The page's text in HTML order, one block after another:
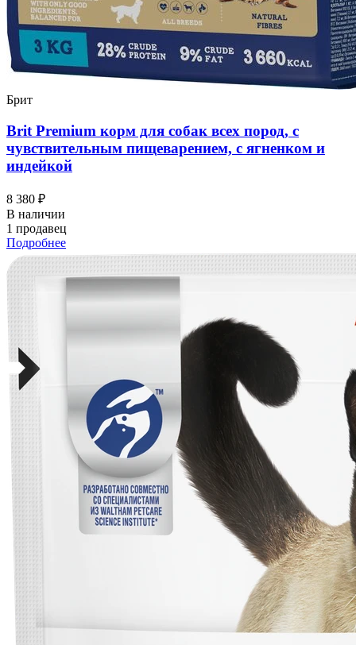
Брит
Brit Premium корм для собак всех пород, с
чувствительным пищеварением, с ягненком и
индейкой
8 380 ₽
В наличии
1 продавец
Подробнее